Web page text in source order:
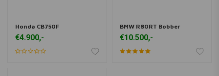
Honda CB750F
€4.900,-
BMW R80RT Bobber
€10.500,-